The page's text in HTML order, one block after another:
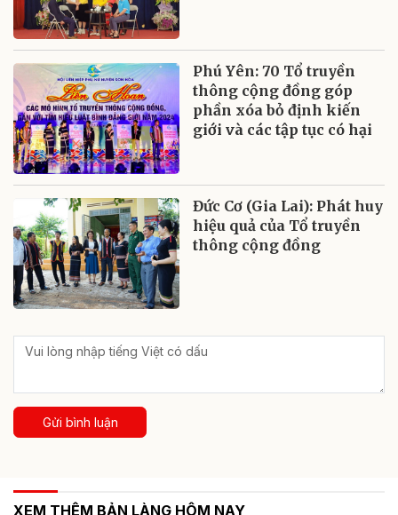
Phú Yên: 70 Tổ truyền
thông cộng đồng góp
phần xóa bỏ định kiến
giới và các tập tục có hại
Đức Cơ (Gia Lai): Phát huy
hiệu quả của Tổ truyền
thông cộng đồng
Gửi bình luận
XEM THÊM BẢN LÀNG HÔM NAY